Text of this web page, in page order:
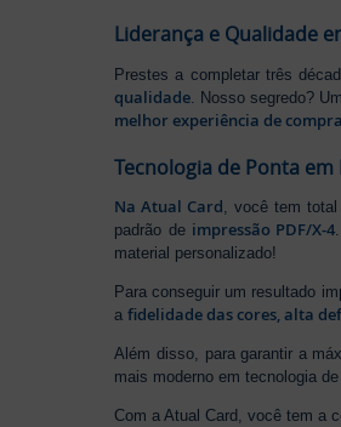
Liderança e Qualidade
Prestes a completar três
qualidade . Nosso segredo? Um
melhor experiência de
Tecnologia de Ponta
Na Atual Card, você tem total
padrão de impressão PDF/X-4
material personalizado!
Para conseguir um resultado
afidelidade das cores, alta
Além disso, para garantir a
mais moderno em tecnologia
Com a Atual Card, você tem a